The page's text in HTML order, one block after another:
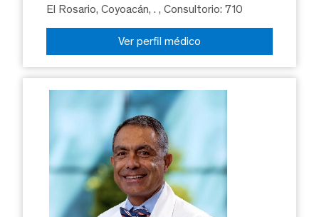
El Rosario, Coyoacán, ., Consultorio: 710
Ver perfil médico